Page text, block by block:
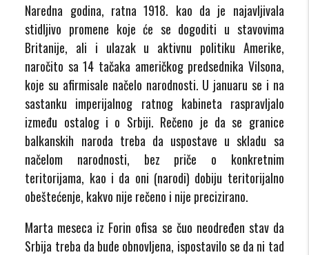
Naredna godina, ratna 1918. kao da je najavljivala
stidljivo promene koje će se dogoditi u stavovima
Britanije, ali i ulazak u aktivnu politiku Amerike,
naročito sa 14 tačaka američkog predsednika Vilsona,
koje su afirmisale načelo narodnosti. U januaru se i na
sastanku imperijalnog ratnog kabineta raspravljalo
između ostalog i o Srbiji. Rečeno je da se granice
balkanskih naroda treba da uspostave u skladu sa
načelom narodnosti, bez priče o konkretnim
teritorijama, kao i da oni (narodi) dobiju teritorijalno
obeštećenje, kakvo nije rečeno i nije precizirano.
Marta meseca iz Forin ofisa se čuo neodređen stav da
Srbija treba da bude obnovljena, ispostavilo se da ni tad